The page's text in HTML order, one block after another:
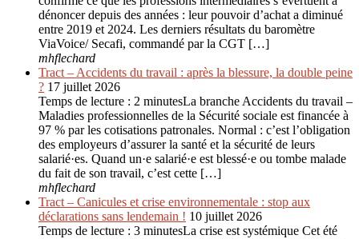
dénoncer depuis des années : leur pouvoir d’achat a diminué
entre 2019 et 2024. Les derniers résultats du baromètre
ViaVoice/ Secafi, commandé par la CGT […]
mhflechard
Tract – Accidents du travail : après la blessure, la double peine
? 17 juillet 2026
Temps de lecture : 2 minutesLa branche Accidents du travail –
Maladies professionnelles de la Sécurité sociale est financée à
97 % par les cotisations patronales. Normal : c’est l’obligation
des employeurs d’assurer la santé et la sécurité de leurs
salarié·es. Quand un·e salarié·e est blessé·e ou tombe malade
du fait de son travail, c’est cette […]
mhflechard
Tract – Canicules et crise environ­nementale : stop aux
déclarations sans lendemain ! 10 juillet 2026
Temps de lecture : 3 minutesLa crise est systémique Cet été